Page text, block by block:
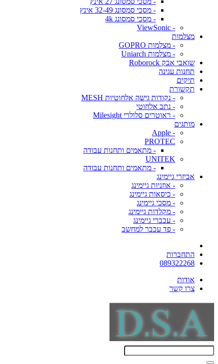
- מסכי סמסונג 32-49 אינץ
- מסכי סמסונג 4k
- ViewSonic
מצלמות
- מצלמות GOPRO
- מצלמות Uniarch
שואבי אבק Roborock
תחנות עגינה
תיקים
תקשורת
- נקודות גישה אלחוטיות MESH
- נתב אלחוטי
- ראוטרים סלולרי Milesight
מותגים
- Apple
PROTEC
- מתאמים ותחנות עבודה
UNITEK
- מתאמים ותחנות עבודה
אביזרי גיימינג
- אוזניות גיימינג
- כיסאות גיימינג
- מסכי גיימינג
- מקלדות גיימינג
- עכברי גיימינג
- פד עכבר למחשב
התחברות
089322268
אודות
צרו קשר